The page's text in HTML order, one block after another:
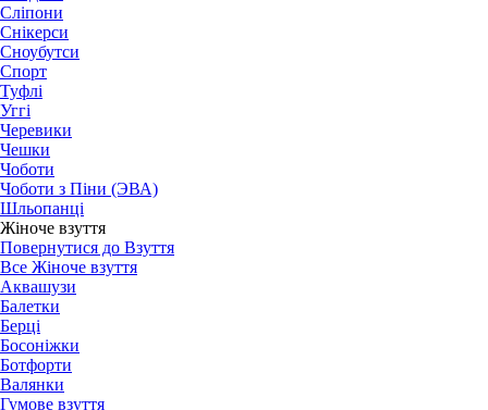
Сліпони
Снікерси
Сноубутси
Спорт
Туфлі
Уггі
Черевики
Чешки
Чоботи
Чоботи з Піни (ЭВА)
Шльопанці
Жіноче взуття
Повернутися до Взуття
Все Жіноче взуття
Аквашузи
Балетки
Берці
Босоніжки
Ботфорти
Валянки
Гумове взуття